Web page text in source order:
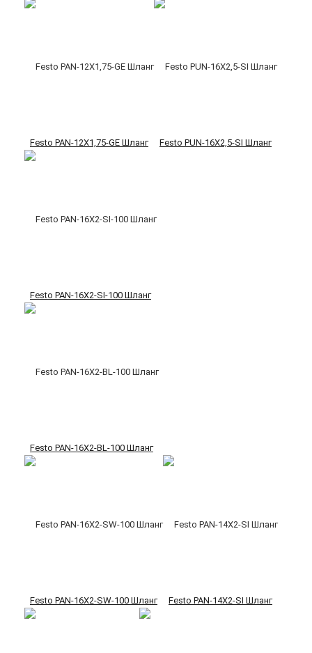
Festo PAN-12X1,75-GE Шланг Festo PUN-16X2,5-SI Шланг
Festo PAN-16X2-SI-100 Шланг
Festo PAN-16X2-BL-100 Шланг
Festo PAN-16X2-SW-100 Шланг Festo PAN-14X2-SI Шланг